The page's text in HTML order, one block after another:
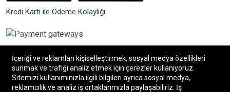
Kredi Kartı ile Ödeme Kolaylığı
©2026 Bilgin Güvenlik Sistemleri. Tüm hakları saklıdır.
İçeriği ve reklamları kişiselleştirmek, sosyal medya özellikleri
sunmak ve trafiği analiz etmek için çerezler kullanıyoruz.
Sitemizi kullanımınızla ilgili bilgileri ayrıca sosyal medya,
reklamcılık ve analiz iş ortaklarımızla paylaşabiliriz. İş